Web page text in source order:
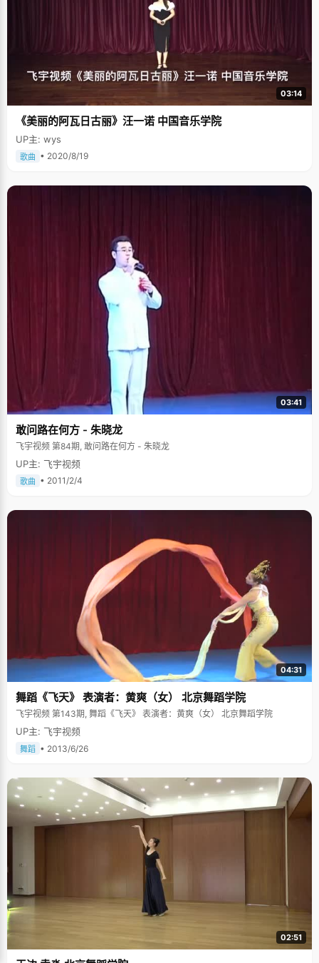
03:14
《美丽的阿瓦日古丽》汪一诺 中国音乐学院
UP主: wys
歌曲 • 2020/8/19
03:41
敢问路在何方 - 朱晓龙
飞宇视频 第84期, 敢问路在何方 - 朱晓龙
UP主: 飞宇视频
歌曲 • 2011/2/4
04:31
舞蹈《飞天》 表演者：黄爽（女） 北京舞蹈学院
飞宇视频 第143期, 舞蹈《飞天》 表演者：黄爽（女） 北京舞蹈学院
UP主: 飞宇视频
舞蹈 • 2013/6/26
02:51